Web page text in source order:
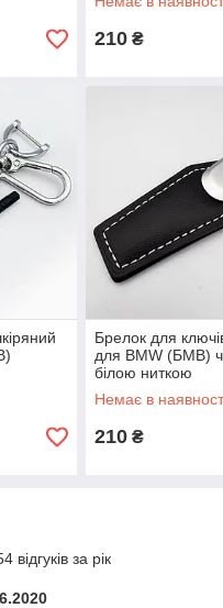
210 ₴
Брелок для
для BMW (БМВ)
білою ниткою
Немає в
210 ₴
за рік